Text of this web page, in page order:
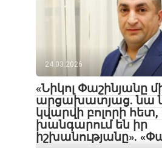
24.03.2026
«Նիկոլ Փաշինյանը
արցախատյաց. նա
կվարվի բոլորի հետ,
խանգարում են իր
իշխանությանը».